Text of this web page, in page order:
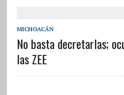
MICHOACÁN
No basta decretarlas;
las ZEE